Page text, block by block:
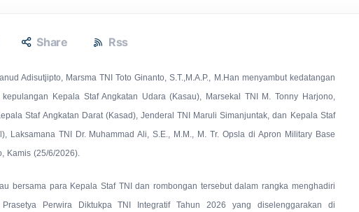
Share Rss
Adisutjipto, Marsma TNI Toto Ginanto, S.T.,M.A.P., M.Han menyambut kedatangan
Kepala Staf Angkatan Udara (Kasau), Marsekal TNI M. Tonny Harjono,
Staf Angkatan Darat (Kasad), Jenderal TNI Maruli Simanjuntak, dan Kepala Staf
Laksamana TNI Dr. Muhammad Ali, S.E., M.M., M. Tr. Opsla di Apron Military Base
Kamis (25/6/2026).
bersama para Kepala Staf TNI dan rombongan tersebut dalam rangka menghadiri
Perwira Diktukpa TNI Integratif Tahun 2026 yang diselenggarakan di